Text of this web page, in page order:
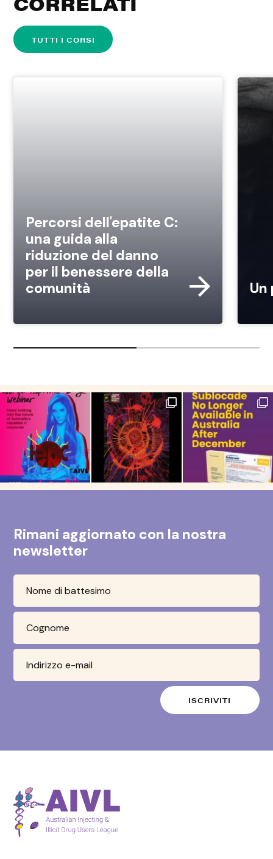
TUTTI I CORSI
Percorsi dell'epatite C:
una guida alla
riduzione del danno
per il benessere della
comunità
Rimani aggiornato con la nostra
newsletter